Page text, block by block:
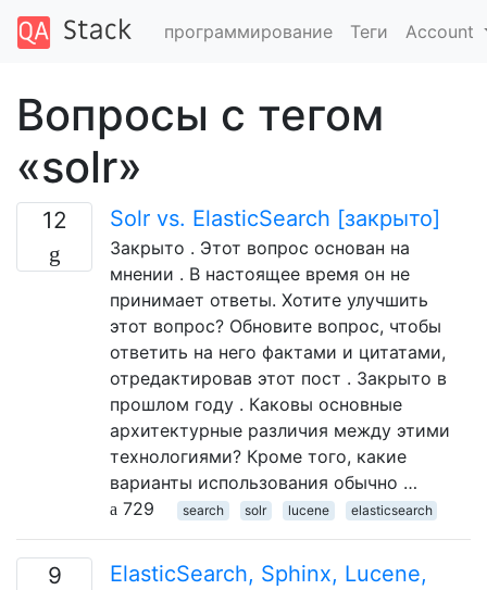
программирование Теги Account
Вопросы с тегом
«solr»
12 Solr vs. ElasticSearch [закрыто]
Закрыто . Этот вопрос основан на
мнении . В настоящее время он не
принимает ответы. Хотите улучшить
этот вопрос? Обновите вопрос, чтобы
ответить на него фактами и цитатами,
отредактировав этот пост . Закрыто в
прошлом году . Каковы основные
архитектурные различия между этими
технологиями? Кроме того, какие
варианты использования обычно …
729
search solr lucene elasticsearch
9
ElasticSearch, Sphinx, Lucene,